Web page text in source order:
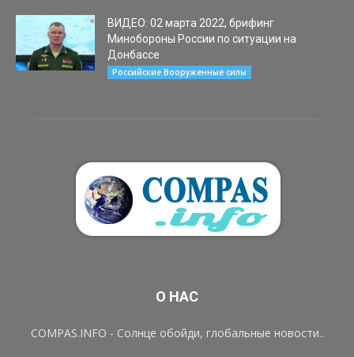
ВИДЕО: 02 марта 2022, брифинг
Минобороны России по ситуации на
Донбассе
Российские Вооруженные силы
О НАС
COMPAS.INFO - Солнце обойди, глобальные новости..